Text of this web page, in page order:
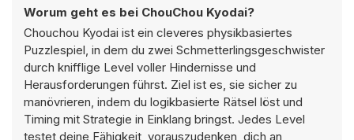
Worum geht es bei ChouChou Kyodai?
Chouchou Kyodai ist ein cleveres physikbasiertes
Puzzlespiel, in dem du zwei Schmetterlingsgeschwister
durch knifflige Level voller Hindernisse und
Herausforderungen führst. Ziel ist es, sie sicher zu
manövrieren, indem du logikbasierte Rätsel löst und
Timing mit Strategie in Einklang bringst. Jedes Level
testet deine Fähigkeit, vorauszudenken, dich an